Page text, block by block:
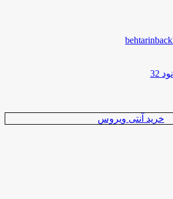
32
خرید آنتی ویروس